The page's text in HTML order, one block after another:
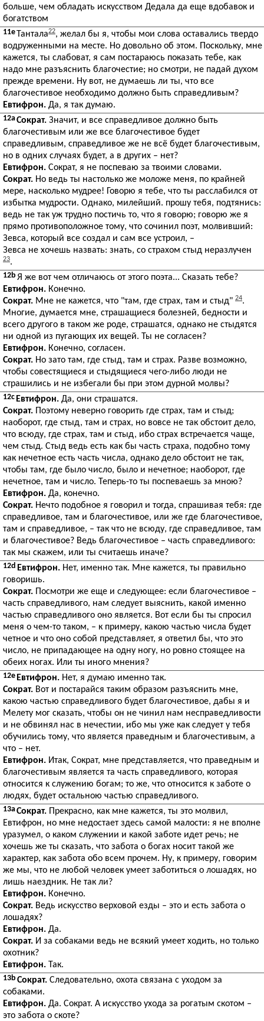
больше, чем обладать искусством Дедала да еще вдобавок и
богатством
11e Тантала22, желал бы я, чтобы мои слова оставались твердо
водруженными на месте. Но довольно об этом. Поскольку, мне
кажется, ты слабоват, я сам постараюсь показать тебе, как
надо мне разъяснить благочестие; но смотри, не падай духом
прежде времени. Ну вот, не думаешь ли ты, что все
благочестивое необходимо должно быть справедливым?
Евтифрон. Да, я так думаю.
12aСократ. Значит, и все справедливое должно быть
благочестивым или же все благочестивое будет
справедливым, справедливое же не всё будет благочестивым,
но в одних случаях будет, а в других – нет?
Евтифрон. Сократ, я не поспеваю за твоими словами.
Сократ. Но ведь ты настолько же моложе меня, по крайней
мере, насколько мудрее! Говорю я тебе, что ты расслабился от
избытка мудрости. Однако, милейший. прошу тебя, подтянись:
ведь не так уж трудно постичь то, что я говорю; говорю же я
прямо противоположное тому, что сочинил поэт, молвивший:
Зевса, который все создал и сам все устроил, –
Зевса не хочешь назвать: знать, со страхом стыд неразлучен
23.
12b Я же вот чем отличаюсь от этого поэта... Сказать тебе?
Евтифрон. Конечно.
Сократ. Мне не кажется, что "там, где страх, там и стыд" 24.
Многие, думается мне, страшащиеся болезней, бедности и
всего другого в таком же роде, страшатся, однако не стыдятся
ни одной из пугающих их вещей. Ты не согласен?
Евтифрон. Конечно, согласен.
Сократ. Но зато там, где стыд, там и страх. Разве возможно,
чтобы совестящиеся и стыдящиеся чего-либо люди не
страшились и не избегали бы при этом дурной молвы?
12c Евтифрон. Да, они страшатся.
Сократ. Поэтому неверно говорить где страх, там и стыд;
наоборот, где стыд, там и страх, но вовсе не так обстоит дело,
что всюду, где страх, там и стыд, ибо страх встречается чаще,
чем стыд. Стыд ведь есть как бы часть страха, подобно тому
как нечетное есть часть числа, однако дело обстоит не так,
чтобы там, где было число, было и нечетное; наоборот, где
нечетное, там и число. Теперь-то ты поспеваешь за мною?
Евтифрон. Да, конечно.
Сократ. Нечто подобное я говорил и тогда, спрашивая тебя: где
справедливое, там и благочестивое, или же где благочестивое,
там и справедливое, – так что не всюду, где справедливое, там
и благочестивое? Ведь благочестивое – часть справедливого:
так мы скажем, или ты считаешь иначе?
12d Евтифрон. Нет, именно так. Мне кажется, ты правильно
говоришь.
Сократ. Посмотри же еще и следующее: если благочестивое –
часть справедливого, нам следует выяснить, какой именно
частью справедливого оно является. Вот если бы ты спросил
меня о чем-то таком, – к примеру, какою частью числа будет
четное и что оно собой представляет, я ответил бы, что это
число, не припадающее на одну ногу, но ровно стоящее на
обеих ногах. Или ты иного мнения?
12e Евтифрон. Нет, я думаю именно так.
Сократ. Вот и постарайся таким образом разъяснить мне,
какою частью справедливого будет благочестивое, дабы я и
Мелету мог сказать, чтобы он не чинил нам несправедливости
и не обвинял нас в нечестии, ибо мы уже как следует у тебя
обучились тому, что является праведным и благочестивым, а
что – нет.
Евтифрон. Итак, Сократ, мне представляется, что праведным и
благочестивым является та часть справедливого, которая
относится к служению богам; то же, что относится к заботе о
людях, будет остальною частью справедливого.
13aСократ. Прекрасно, как мне кажется, ты это молвил,
Евтифрон, но мне недостает здесь самой малости: я не вполне
уразумел, о каком служении и какой заботе идет речь; не
хочешь же ты сказать, что забота о богах носит такой же
характер, как забота обо всем прочем. Ну, к примеру, говорим
же мы, что не любой человек умеет заботиться о лошадях, но
лишь наездник. Не так ли?
Евтифрон. Конечно.
Сократ. Ведь искусство верховой езды – это и есть забота о
лошадях?
Евтифрон. Да.
Сократ. И за собаками ведь не всякий умеет ходить, но только
охотник?
Евтифрон. Так.
13b Сократ. Следовательно, охота связана с уходом за
собаками.
Евтифрон. Да. Сократ. А искусство ухода за рогатым скотом –
это забота о скоте?